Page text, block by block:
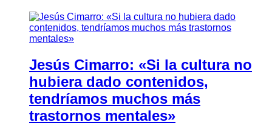
Jesús Cimarro: «Si la cultura no
hubiera dado contenidos,
tendríamos muchos más
trastornos mentales»